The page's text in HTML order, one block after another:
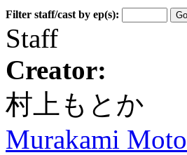
Filter staff/cast by ep(s): Go
Staff
Creator:
村上もとか
Murakami